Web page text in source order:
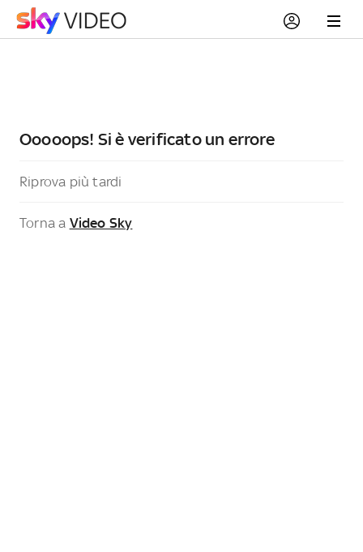
Ooooops! Si è verificato un errore
Riprova più tardi
Torna a Video Sky